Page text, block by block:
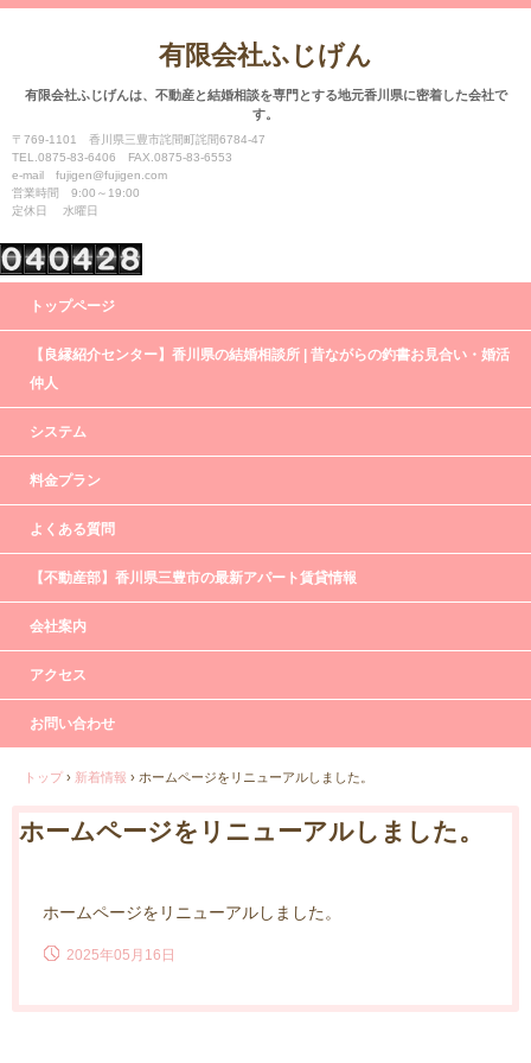
有限会社ふじげん
有限会社ふじげんは、不動産と結婚相談を専門とする地元香川県に密着した会社で
す。
〒769-1101 香川県三豊市詫間町詫間6784-47
TEL.0875-83-6406 FAX.0875-83-6553
e-mail fujigen@fujigen.com
営業時間 9:00～19:00
定休日 水曜日
トップページ
【良縁紹介センター】香川県の結婚相談所 | 昔ながらの釣書お見合い・婚活
仲人
システム
料金プラン
よくある質問
【不動産部】香川県三豊市の最新アパート賃貸情報
会社案内
アクセス
お問い合わせ
トップ › 新着情報 › ホームページをリニューアルしました。
ホームページをリニューアルしました。
ホームページをリニューアルしました。
2025年05月16日